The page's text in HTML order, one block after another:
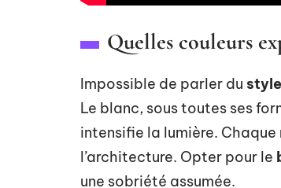
Quelles couleurs
Impossible de parler du
Le blanc, sous toutes ses
intensifie la lumière.
l’architecture. Opter pour le
une sobriété assumée.